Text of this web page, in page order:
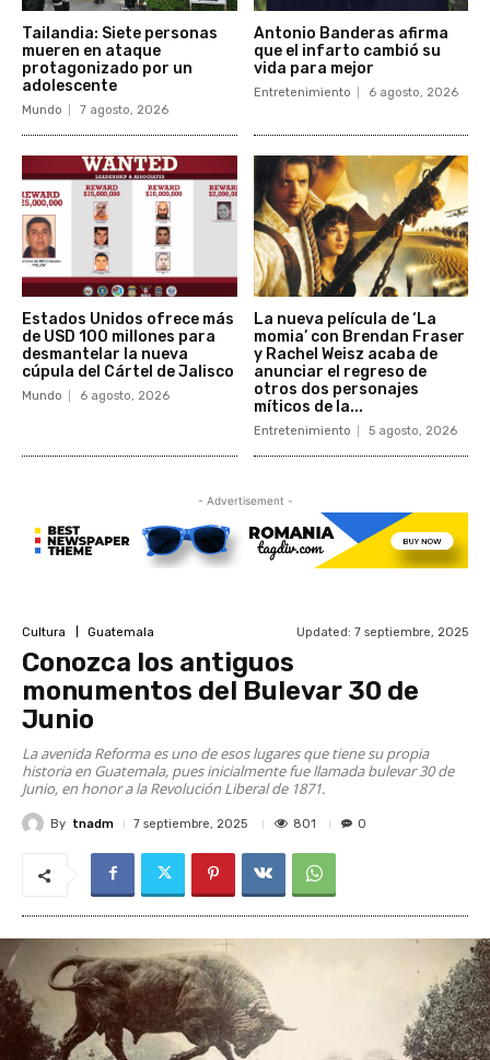
Tailandia: Siete personas
mueren en ataque
protagonizado por un
adolescente
Mundo 7 agosto, 2026
Antonio Banderas afirma
que el infarto cambió su
vida para mejor
Entretenimiento 6 agosto, 2026
Estados Unidos ofrece más
de USD 100 millones para
desmantelar la nueva
cúpula del Cártel de Jalisco
Mundo 6 agosto, 2026
La nueva película de ‘La
momia’ con Brendan Fraser
y Rachel Weisz acaba de
anunciar el regreso de
otros dos personajes
míticos de la...
Entretenimiento 5 agosto, 2026
- Advertisement -